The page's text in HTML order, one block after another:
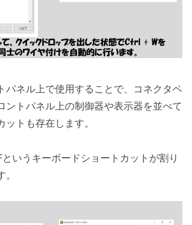
パネル上で使用することで、コネクタペ
ントパネル上の制御器や表示器を並べて
ットも存在します。
いうキーボードショートカットが割り